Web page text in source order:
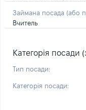
Займана посада (або
Вчитель
Категорія посади
Тип посади:
Категорія посади: